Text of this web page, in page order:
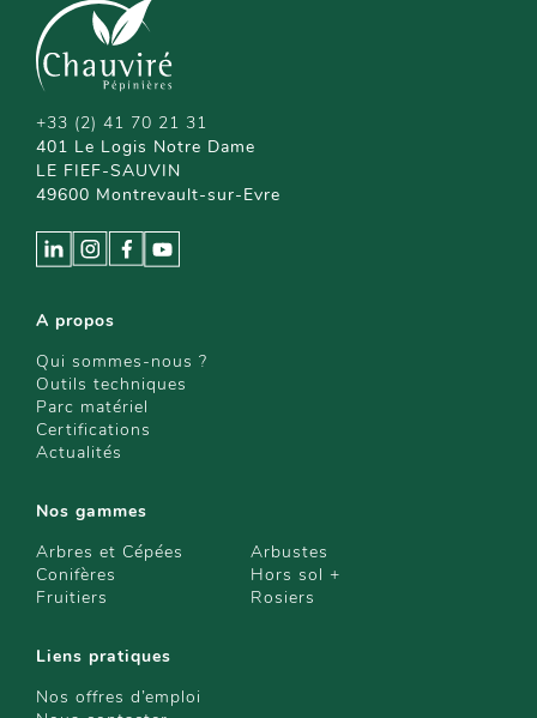
+33 (2) 41 70 21 31
401 Le Logis Notre Dame
LE FIEF-SAUVIN
49600 Montrevault-sur-Evre
A propos
Qui sommes-nous ?
Outils techniques
Parc matériel
Certifications
Actualités
Nos gammes
Arbres et Cépées
Arbustes
Conifères
Hors sol +
Fruitiers
Rosiers
Liens pratiques
Nos offres d’emploi